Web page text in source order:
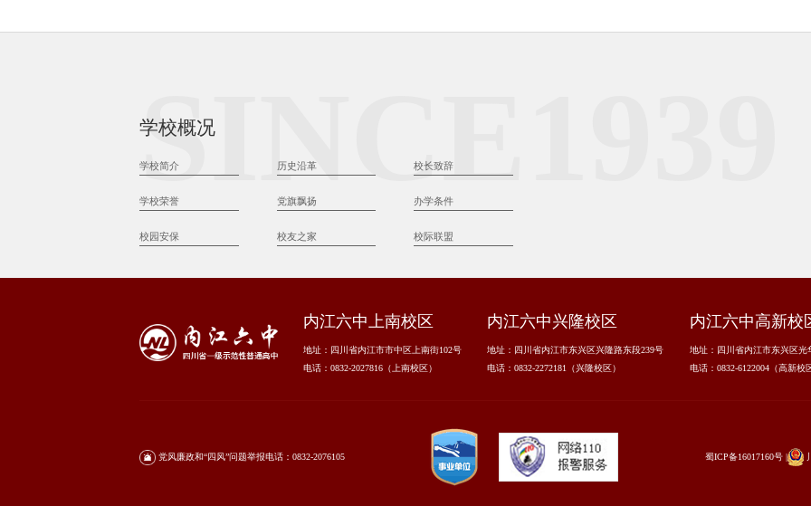
SINCE1939
学校概况
学校简介 历史沿革 校长致辞
学校荣誉 党旗飘扬 办学条件
校园安保 校友之家 校际联盟
内江六中上南校区
地址：四川省内江市市中区上南街102号
电话：0832-2027816（上南校区）
内江六中兴隆校区
地址：四川省内江市东兴区兴隆路东段239号
电话：0832-2272181（兴隆校区）
内江六中高新校
地址：四川省内江市东兴区光
电话：0832-6122004（高新校
党风廉政和“四风”问题举报电话：0832-2076105 蜀ICP备16017160号 |